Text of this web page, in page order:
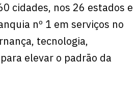
cidades, nos 26 estados e
nº 1 em serviços no
tecnologia,
elevar o padrão da